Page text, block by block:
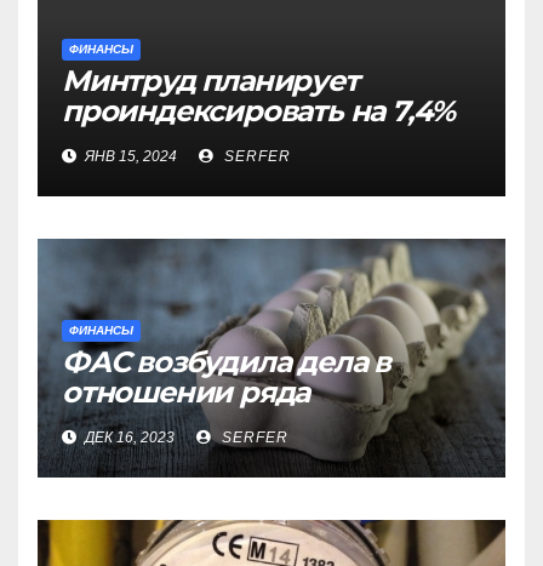
ФИНАНСЫ
Минтруд планирует
проиндексировать на 7,4%
более 40 выплат и
компенсаций
ЯНВ 15, 2024 SERFER
ФИНАНСЫ
ФАС возбудила дела в
отношении ряда
региональных
производителей куриных
яиц
ДЕК 16, 2023 SERFER